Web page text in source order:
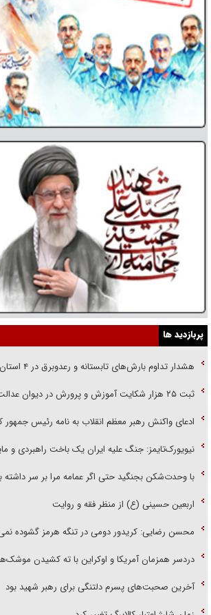
پربازدید ها
هشدار تداوم بارش‌های تابستانه و رعدوبرق در ۴ استان تا چهارشنبه
ثبت ۲۵ هزار شکایت آموزش و پرورش در دیوان عدالت
ادعای واکنش رهبر معظم انقلاب به نامه رئیس
نیویورک‌تایمز: جنگ علیه ایران یک باخت راهبردی و
با وحدت‌شکن بجنگید حتی اگر عمامه مرا بر سر داشته
اربعین حسینی (ع) از منظر فقه و روایت
محسن رضایی: کریدور دومی در تنگه هرمز گشوده
دردسر همزمان آمریکا و اوکراین با ته کشیدن
آخرین صحبت‌های پسرم دلتنگی برای رهبر شهید بود